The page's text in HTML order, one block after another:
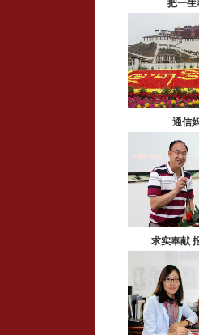
把一生
通信
求实奉献